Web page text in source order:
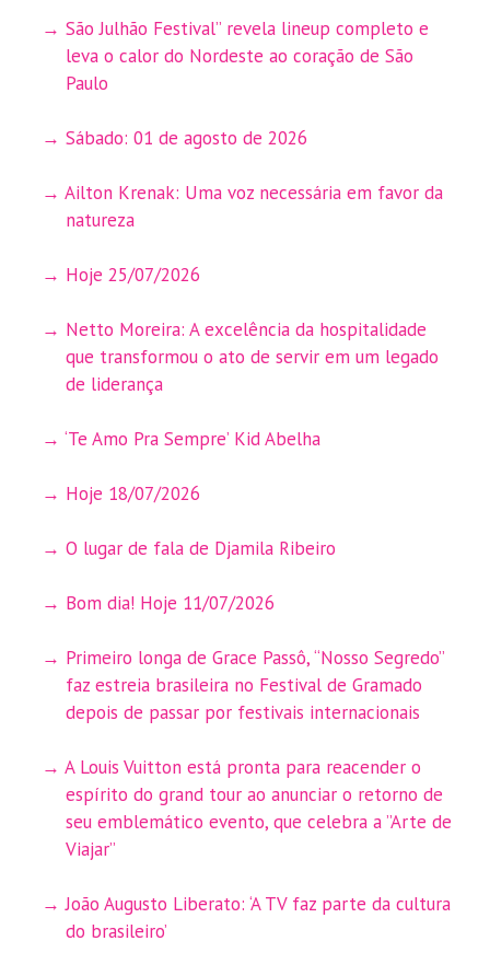
São Julhão Festival” revela lineup completo e
leva o calor do Nordeste ao coração de São
Paulo
Sábado: 01 de agosto de 2026
Ailton Krenak: Uma voz necessária em favor da
natureza
Hoje 25/07/2026
Netto Moreira: A excelência da hospitalidade
que transformou o ato de servir em um legado
de liderança
‘Te Amo Pra Sempre’ Kid Abelha
Hoje 18/07/2026
O lugar de fala de Djamila Ribeiro
Bom dia! Hoje 11/07/2026
Primeiro longa de Grace Passô, “Nosso Segredo”
faz estreia brasileira no Festival de Gramado
depois de passar por festivais internacionais
A Louis Vuitton está pronta para reacender o
espírito do grand tour ao anunciar o retorno de
seu emblemático evento, que celebra a ”Arte de
Viajar”
João Augusto Liberato: ‘A TV faz parte da cultura
do brasileiro’